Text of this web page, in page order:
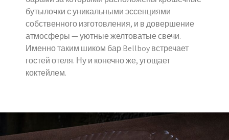
бутылочки с уникальными эссенциями
собственного изготовления, и в довершение
атмосферы — уютные желтоватые свечи.
Именно таким шиком бар Bellboy встречает
гостей отеля. Ну и конечно же, угощает
коктейлем.